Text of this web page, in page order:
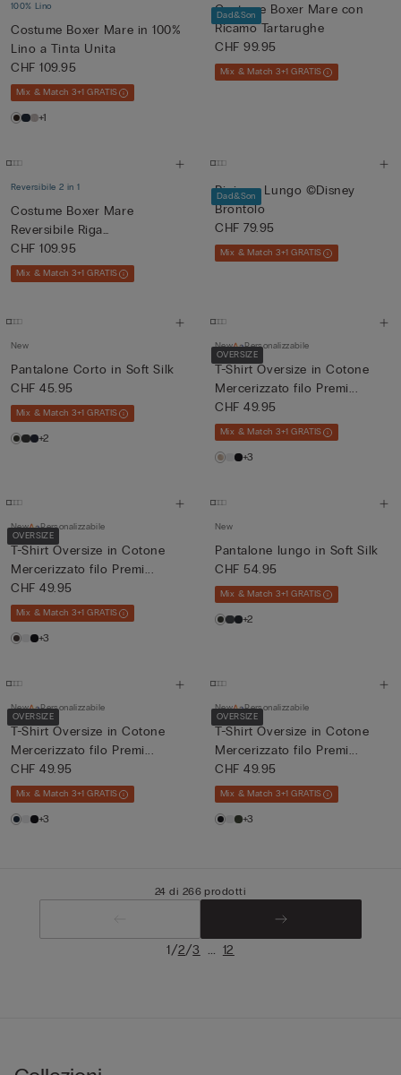
100% Lino
Costume Boxer Mare in 100%
Lino a Tinta Unita
CHF 109.95
Mix & Match 3+1 GRATIS
+1
Dad&Son
Costume Boxer Mare con
Ricamo Tartarughe
CHF 99.95
Mix & Match 3+1 GRATIS
Reversibile 2 in 1
Costume Boxer Mare
Reversibile Riga
Bianco/Verde
CHF 109.95
Mix & Match 3+1 GRATIS
Dad&Son
Pigiama Lungo ©Disney
Brontolo
CHF 79.95
Mix & Match 3+1 GRATIS
New
Pantalone Corto in Soft Silk
CHF 45.95
Mix & Match 3+1 GRATIS
+2
OVERSIZE
New Personalizzabile
T-Shirt Oversize in Cotone
Mercerizzato filo Premi...
CHF 49.95
Mix & Match 3+1 GRATIS
+3
OVERSIZE
New Personalizzabile
T-Shirt Oversize in Cotone
Mercerizzato filo Premi...
CHF 49.95
Mix & Match 3+1 GRATIS
+3
New
Pantalone lungo in Soft Silk
CHF 54.95
Mix & Match 3+1 GRATIS
+2
OVERSIZE
New Personalizzabile
T-Shirt Oversize in Cotone
Mercerizzato filo Premi...
CHF 49.95
Mix & Match 3+1 GRATIS
+3
OVERSIZE
New Personalizzabile
T-Shirt Oversize in Cotone
Mercerizzato filo Premi...
CHF 49.95
Mix & Match 3+1 GRATIS
+3
24 di 266 prodotti
1/2/3 ... 12